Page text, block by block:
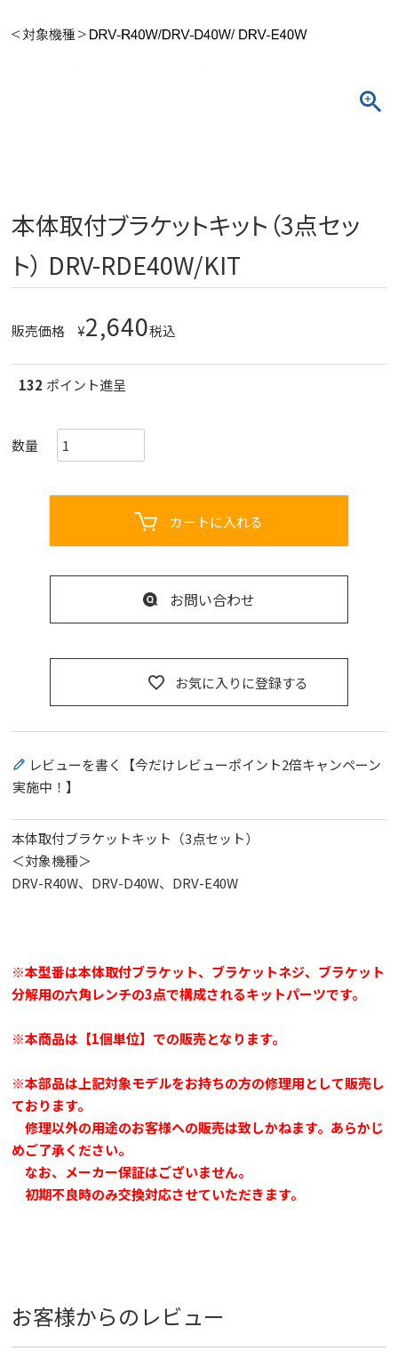
本体取付ブラケットキット（3点セッ
ト） DRV-RDE40W/KIT
販売価格 ¥2,640税込
132 ポイント進呈
お気に入りに登録する
カートに入れる
お問い合わせ
レビューを書く【今だけレビューポイント2倍キャンペーン
実施中！】
本体取付ブラケットキット（3点セット）
＜対象機種＞
DRV-R40W、DRV-D40W、DRV-E40W
※本型番は本体取付ブラケット、ブラケットネジ、ブラケット
分解用の六角レンチの3点で構成されるキットパーツです。
※本商品は【1個単位】での販売となります。
※本部品は上記対象モデルをお持ちの方の修理用として販売し
ております。
修理以外の用途のお客様への販売は致しかねます。あらかじ
めご了承ください。
なお、メーカー保証はございません。
初期不良時のみ交換対応させていただきます。
お客様からのレビュー